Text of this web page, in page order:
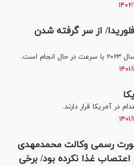
از سر گرفته شدن
است.
رسمی وکالت محمدمهدی
غذا نکرده بود/ برخی